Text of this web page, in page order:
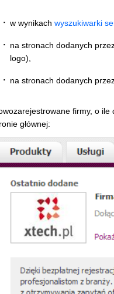
w wynikach wyszukiwarki
na stronach dodanych
logo),
na stronach dodanych
firmy, o ile
głównej: